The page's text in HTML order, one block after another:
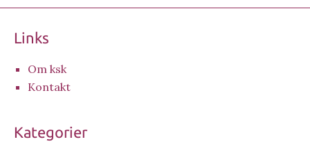
Links
Om ksk
Kontakt
Kategorier